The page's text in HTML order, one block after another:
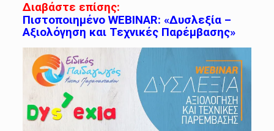
Διαβάστε επίσης:
Πιστοποιημένο WEBINAR: «Δυσλεξία –
Αξιολόγηση και Τεχνικές Παρέμβασης»